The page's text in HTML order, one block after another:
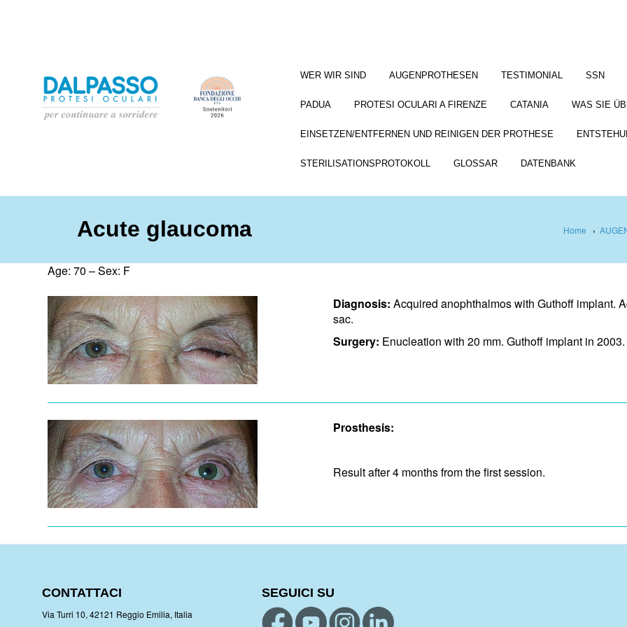
WER WIR SIND AUGENPROTHESEN TESTIMONIAL SSN
PADUA PROTESI OCULARI A FIRENZE CATANIA WAS SIE
EINSETZEN/ENTFERNEN UND REINIGEN DER PROTHESE
STERILISATIONSPROTOKOLL GLOSSAR DATENBANK
Acute glaucoma Home ›
Age: 70 – Sex: F
Diagnosis: Acquired anophthalmos with Guthoff implant.
sac.
Surgery: Enucleation with 20 mm. Guthoff implant in 2003.
Prosthesis:
Result after 4 months from the first session.
CONTATTACI
Via Turri 10, 42121 Reggio Emilia, Italia
SEGUICI SU